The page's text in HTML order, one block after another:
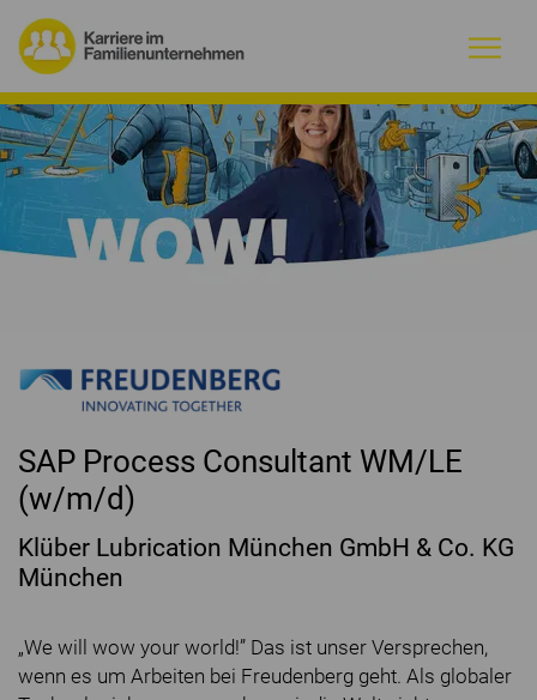
Warum Familienunternehmen?
Firmenprofile
Jobs
Initiative
Kontakt
SAP Process Consultant WM/LE
(w/m/d)
Klüber Lubrication München GmbH & Co. KG
München
„We will wow your world!” Das ist unser Versprechen,
wenn es um Arbeiten bei Freudenberg geht. Als globaler